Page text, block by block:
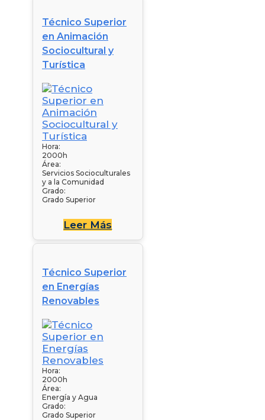
Técnico Superior
en Animación
Sociocultural y
Turística
Hora:
2000h
Área:
Servicios Socioculturales
y a la Comunidad
Grado:
Grado Superior
Leer Más
Técnico Superior
en Energías
Renovables
Hora:
2000h
Área:
Energía y Agua
Grado:
Grado Superior